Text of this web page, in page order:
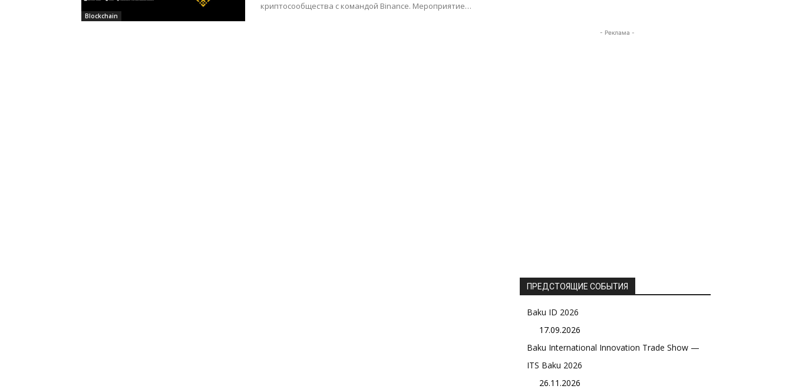
Blockchain
криптосообщества с командой Binance. Мероприятие
- Реклама -
ПРЕДСТОЯЩИЕ СОБЫТИЯ
Baku ID 2026
17.09.2026
Baku International Innovation Trade Show —
ITS Baku 2026
26.11.2026